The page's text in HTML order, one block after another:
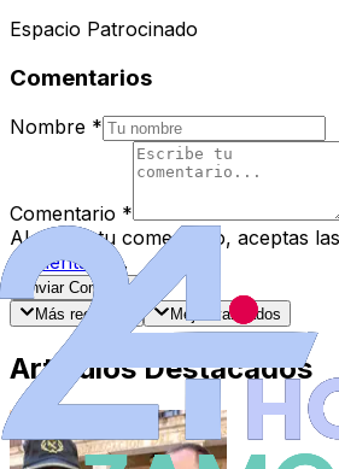
Espacio Patrocinado
Comentarios
Nombre *
Comentario *
Al enviar tu comentario, aceptas las
comentarios.
Enviar Comentario
Más recientes
Mejor valorados
Artículos Destacados